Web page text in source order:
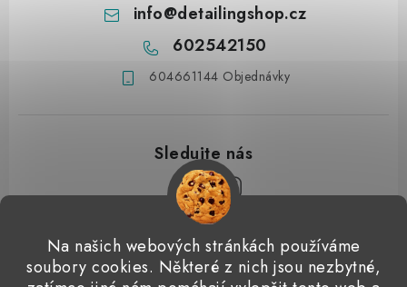
Na našich webových stránkách používáme
soubory cookies. Některé z nich jsou nezbytné,
info@detailingshop.cz
602542150
604661144 Objednávky
Přijímáme online platby